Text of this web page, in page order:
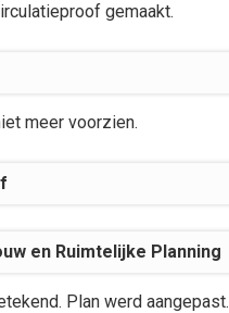
gemaakt.
meer voorzien.
en Ruimtelijke Planning
Plan werd aangepast.